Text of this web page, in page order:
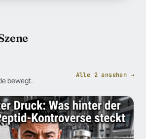
bewegt.
Alle 2 ansehen →